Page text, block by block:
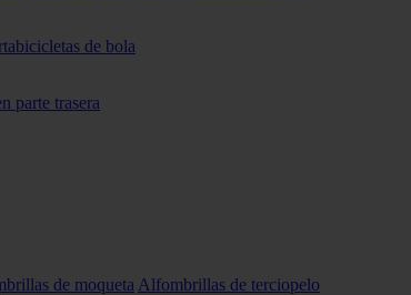
de bola
parte trasera
de moqueta Alfombrillas de terciopelo